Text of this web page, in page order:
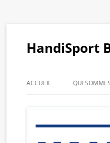
HandiSport
ACCUEIL QUI
GALERIE